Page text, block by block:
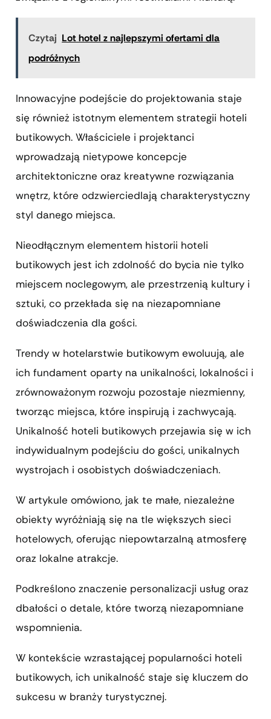
Czytaj Lot hotel z najlepszymi ofertami dla
podróżnych
Innowacyjne podejście do projektowania staje
się również istotnym elementem strategii hoteli
butikowych. Właściciele i projektanci
wprowadzają nietypowe koncepcje
architektoniczne oraz kreatywne rozwiązania
wnętrz, które odzwierciedlają charakterystyczny
styl danego miejsca.
Nieodłącznym elementem historii hoteli
butikowych jest ich zdolność do bycia nie tylko
miejscem noclegowym, ale przestrzenią kultury i
sztuki, co przekłada się na niezapomniane
doświadczenia dla gości.
Trendy w hotelarstwie butikowym ewoluują, ale
ich fundament oparty na unikalności, lokalności i
zrównoważonym rozwoju pozostaje niezmienny,
tworząc miejsca, które inspirują i zachwycają.
Unikalność hoteli butikowych przejawia się w ich
indywidualnym podejściu do gości, unikalnych
wystrojach i osobistych doświadczeniach.
W artykule omówiono, jak te małe, niezależne
obiekty wyróżniają się na tle większych sieci
hotelowych, oferując niepowtarzalną atmosferę
oraz lokalne atrakcje.
Podkreślono znaczenie personalizacji usług oraz
dbałości o detale, które tworzą niezapomniane
wspomnienia.
W kontekście wzrastającej popularności hoteli
butikowych, ich unikalność staje się kluczem do
sukcesu w branży turystycznej.